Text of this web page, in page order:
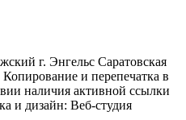
г. Энгельс Саратовская
и перепечатка в
наличия активной ссылки
и дизайн: Веб-студия